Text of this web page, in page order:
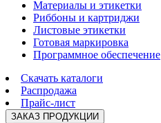
Материалы и этикетки
Риббоны и картриджи
Листовые этикетки
Готовая маркировка
Программное обеспечение
Скачать каталоги
Распродажа
Прайс-лист
ЗАКАЗ ПРОДУКЦИИ